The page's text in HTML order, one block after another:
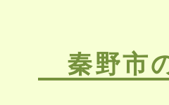
秦野市